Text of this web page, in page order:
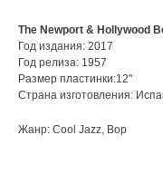
The Newport & Hollywood
Год издания: 2017
Год релиза: 1957
Размер пластинки:12"
Страна изготовления:
Жанр: Cool Jazz, Bop